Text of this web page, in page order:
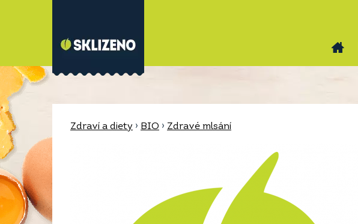
Zdraví a diety › BIO › Zdravé mlsání